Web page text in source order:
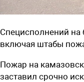
Специсполнений
включая штабы
Пожар на
заставил срочно